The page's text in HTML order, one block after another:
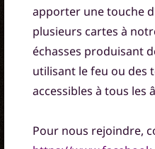
apporter une touche
plusieurs cartes à
échasses produisant
utilisant le feu ou des
accessibles à tous les
Pour nous rejoindre,